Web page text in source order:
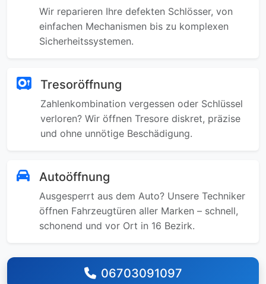
Wir reparieren Ihre defekten Schlösser, von
einfachen Mechanismen bis zu komplexen
Sicherheitssystemen.
Tresoröffnung
Zahlenkombination vergessen oder Schlüssel
verloren? Wir öffnen Tresore diskret, präzise
und ohne unnötige Beschädigung.
Autoöffnung
Ausgesperrt aus dem Auto? Unsere Techniker
öffnen Fahrzeugtüren aller Marken – schnell,
schonend und vor Ort in 16 Bezirk.
06703091097